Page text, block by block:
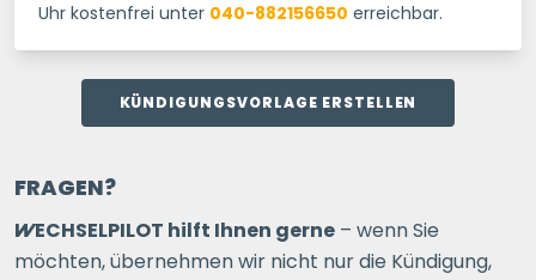
Uhr kostenfrei unter 040-882156650 erreichbar.
KÜNDIGUNGSVORLAGE ERSTELLEN
FRAGEN?
WECHSELPILOT hilft Ihnen gerne – wenn Sie
möchten, übernehmen wir nicht nur die Kündigung,